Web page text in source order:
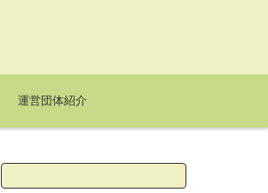
運営団体紹介
検